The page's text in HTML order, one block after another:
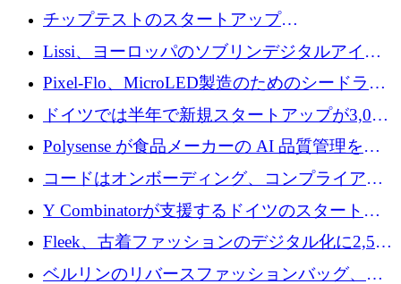
立したAIライティングのスタートアップが
1,300万ドルのシード投資を調達
チップテストのスタートアップ
QuantumDiamondsが株式資金で1,500万ユーロ
を調達
Lissi、ヨーロッパのソブリンデジタルアイデ
ンティティの未来を推進するために350万ユー
ロを調達
Pixel-Flo、MicroLED製造のためのシードラウ
ンドで525万ポンドを獲得
ドイツでは半年で新規スタートアップが3,000
社という記録を目の当たりにし、涙を流すハ
ンブルク
Polysense が食品メーカーの AI 品質管理を拡
張するために 1,070 万ドルを調達
コードはオンボーディング、コンプライアン
ス、支払いを統合するために 640 万ポンドを
Y Combinatorが支援するドイツのスタートア
ップFintoが340万ドルを調達、シリコンバレ
ーではなくミュンヘンを選んだと語る
Fleek、古着ファッションのデジタル化に2,500
万ドルを確保
ベルリンのリバースファッションバッグ、繊